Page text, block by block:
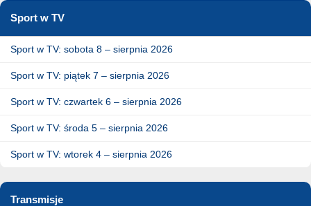
Sport w TV
Sport w TV: sobota 8 – sierpnia 2026
Sport w TV: piątek 7 – sierpnia 2026
Sport w TV: czwartek 6 – sierpnia 2026
Sport w TV: środa 5 – sierpnia 2026
Sport w TV: wtorek 4 – sierpnia 2026
Transmisje